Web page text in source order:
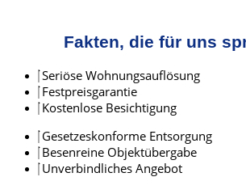
Fakten, die für uns
Seriöse Wohnungsauflösung
Festpreisgarantie
Kostenlose Besichtigung
Gesetzeskonforme Entsorgung
Besenreine Objektübergabe
Unverbindliches Angebot